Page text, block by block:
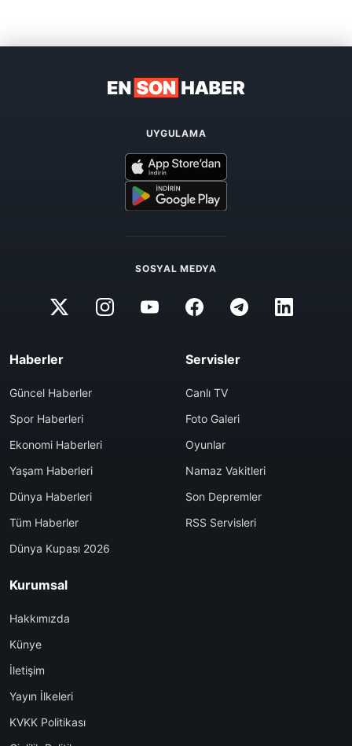
UYGULAMA
SOSYAL MEDYA
Haberler
Güncel Haberler
Spor Haberleri
Ekonomi Haberleri
Yaşam Haberleri
Dünya Haberleri
Tüm Haberler
Dünya Kupası 2026
Servisler
Canlı TV
Foto Galeri
Oyunlar
Namaz Vakitleri
Son Depremler
RSS Servisleri
Kurumsal
Hakkımızda
Künye
İletişim
Yayın İlkeleri
KVKK Politikası